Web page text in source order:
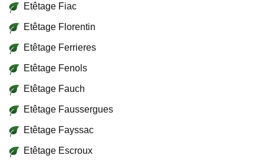
Etêtage Fiac
Etêtage Florentin
Etêtage Ferrieres
Etêtage Fenols
Etêtage Fauch
Etêtage Faussergues
Etêtage Fayssac
Etêtage Escroux